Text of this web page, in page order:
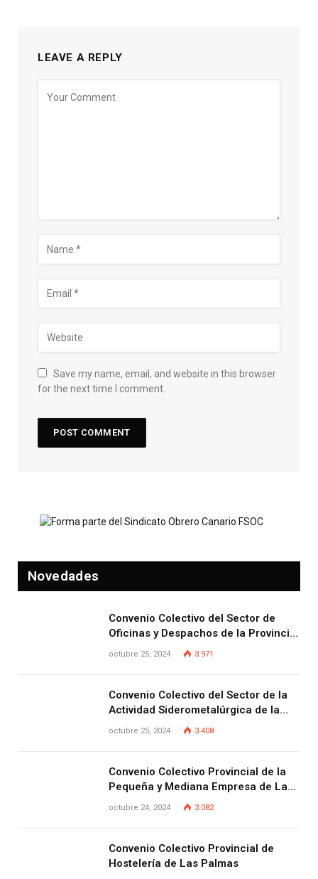
LEAVE A REPLY
Save my name, email, and website in this browser
for the next time I comment.
Novedades
Convenio Colectivo del Sector de
Oficinas y Despachos de la Provincia
de Las Palmas
octubre 25, 2024 3.971
Convenio Colectivo del Sector de la
Actividad Siderometalúrgica de la
Provincia de Las Palmas
octubre 25, 2024 3.408
Convenio Colectivo Provincial de la
Pequeña y Mediana Empresa de Las
Palmas.
octubre 24, 2024 3.082
Convenio Colectivo Provincial de
Hostelería de Las Palmas